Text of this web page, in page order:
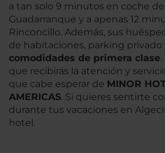
a tan solo 9 minutos en coche
Guadarranque y a apenas 12
Rinconcillo. Además, sus
de habitaciones, parking privado
comodidades de primera clase
que recibirás la atención y
que cabe esperar de MINOR
AMERICAS. Si quieres sentirte
durante tus vacaciones en
hotel.